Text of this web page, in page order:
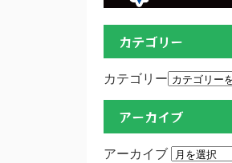
カテゴリー
カテゴリー
アーカイブ
アーカイブ